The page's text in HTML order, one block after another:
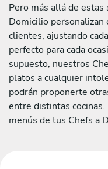
Pero más allá de estas
Domicilio personalizan
clientes, ajustando
perfecto para cada
supuesto, nuestros
platos a cualquier
podrán proponerte
entre distintas cocinas.
menús de tus Chefs a